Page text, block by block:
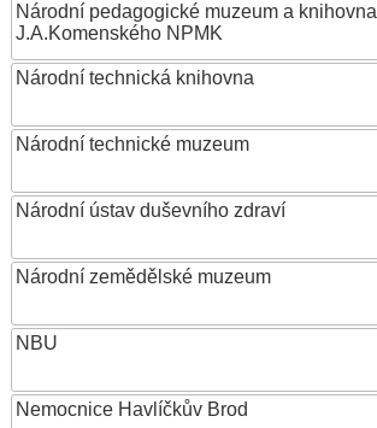
Národní pedagogické muzeum a knihovna
J.A.Komenského NPMK
Národní technická knihovna
Národní technické muzeum
Národní ústav duševního zdraví
Národní zemědělské muzeum
NBU
Nemocnice Havlíčkův Brod